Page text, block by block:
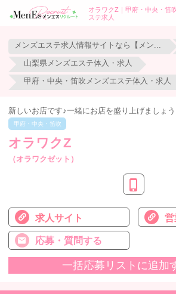
オラワクZ｜甲府・中央・笛
ステ求人
山梨県メンズエステ体入・求人
甲府・中央・笛吹メンズエステ体入・求人
新しいお店です♪一緒にお店を盛り上げましょう
甲府・中央・笛吹
オラワクZ
（オラワクゼット）
求人サイト 営
応募・質問する
一括応募リストに追加